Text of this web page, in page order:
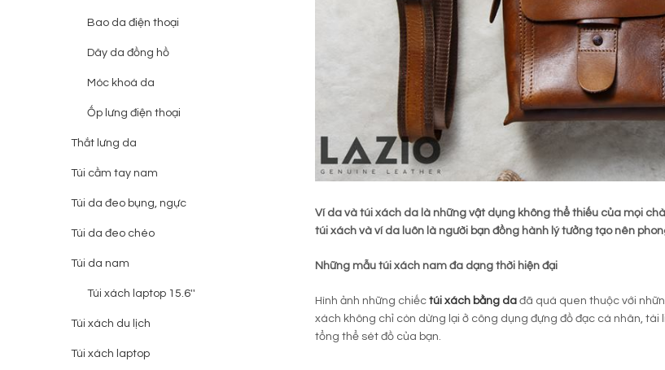
Ví da và túi xách da là những vật dụng không thể thiếu của mọi
túi xách và ví da luôn là người bạn đồng hành lý tưởng tạo nên
Những mẫu túi xách nam đa dạng thời hiện đại
Hình ảnh những chiếc túi xách bằng da đã quá quen thuộc với
xách không chỉ còn dừng lại ở công dụng đựng đồ đạc cá nhân,
tổng thể sét đồ của bạn.
Bao da điện thoại
Dây da đồng hồ
Móc khoá da
Ốp lưng điện thoại
Thắt lưng da
Túi cầm tay nam
Túi da đeo bụng, ngực
Túi da đeo chéo
Túi da nam
Túi xách laptop 15.6''
Túi xách du lịch
Túi xách laptop